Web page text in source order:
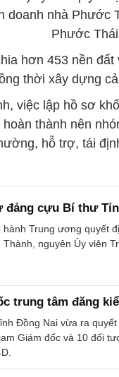
doanh nhà Phước
Phước
hơn 453 nền
thời xây dựng
việc lập hồ sơ
thành nên
hỗ trợ, tái
đảng cựu Bí thư
hành Trung ương quyết
nguyên Ủy viên
trung tâm đăng
Đồng Nai vừa ra
Giám đốc và 10 đối